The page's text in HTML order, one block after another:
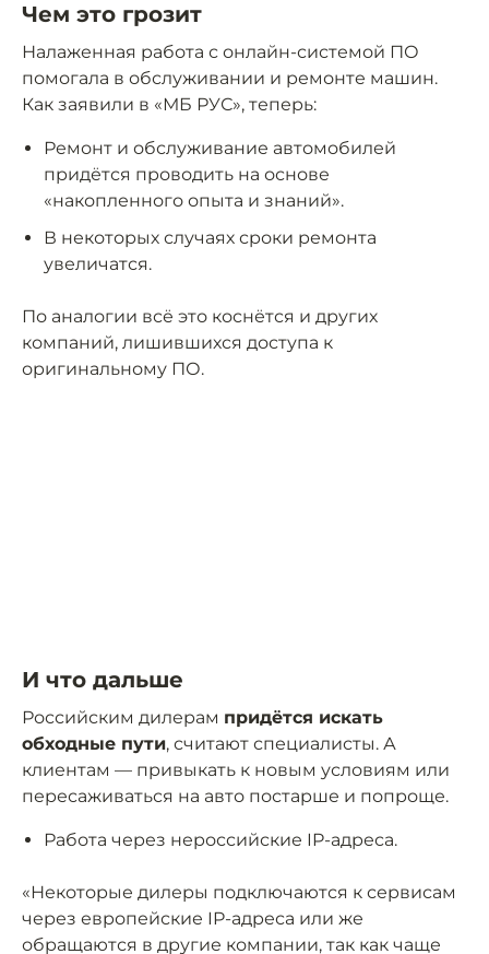
Чем это грозит
Налаженная работа с онлайн-системой ПО
помогала в обслуживании и ремонте машин.
Как заявили в «МБ РУС», теперь:
Ремонт и обслуживание автомобилей
придётся проводить на основе
«накопленного опыта и знаний».
В некоторых случаях сроки ремонта
увеличатся.
По аналогии всё это коснётся и других
компаний, лишившихся доступа к
оригинальному ПО.
И что дальше
Российским дилерам придётся искать
обходные пути, считают специалисты. А
клиентам — привыкать к новым условиям или
пересаживаться на авто постарше и попроще.
Работа через нероссийские IP-адреса.
«Некоторые дилеры подключаются к сервисам
через европейские IP-адреса или же
обращаются в другие компании, так как чаще